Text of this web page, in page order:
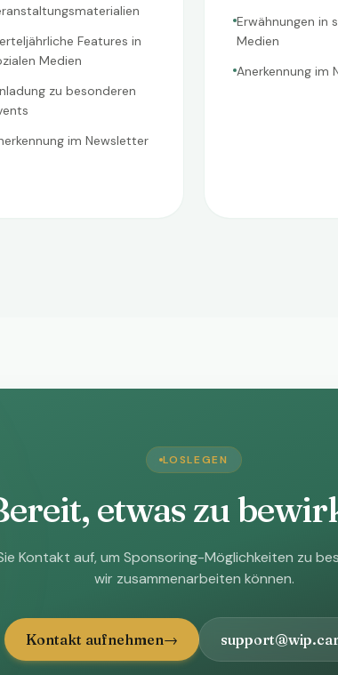
Features in
Medien
zu besonderen
im Newsletter
Erwähnungen in
Medien
Anerkennung im
LOSLEGEN
etwas zu
Kontakt auf, um Sponsoring-Möglichkeiten zu
wir zusammenarbeiten können.
Kontakt aufnehmen→